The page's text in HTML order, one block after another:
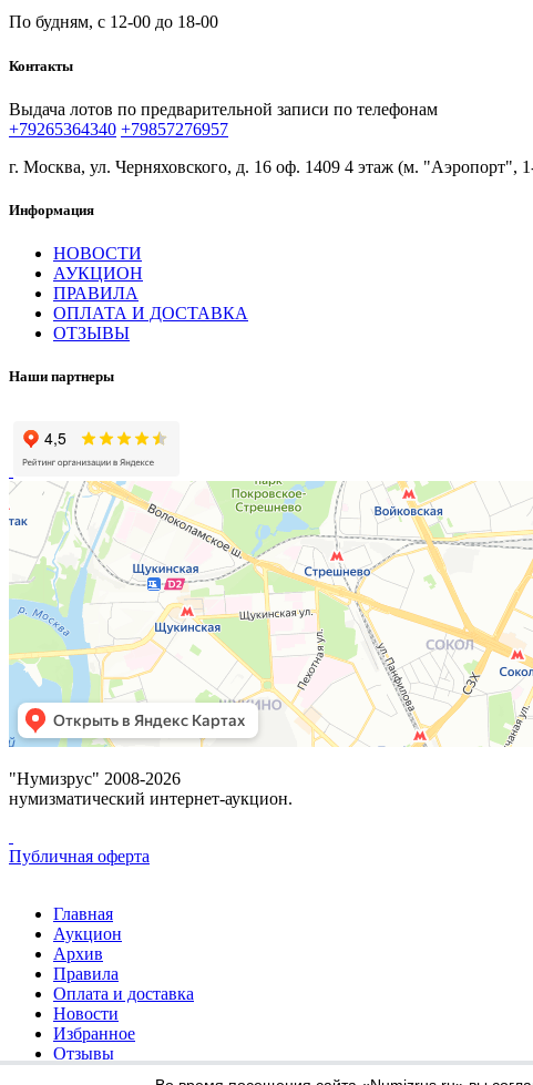
По будням, с 12-00 до 18-00
Контакты
Выдача лотов по предварительной записи по телефонам
+79265364340 +79857276957
г. Москва, ул. Черняховского, д. 16 оф. 1409 4 этаж (м. "Аэропорт",
Информация
НОВОСТИ
АУКЦИОН
ПРАВИЛА
ОПЛАТА И ДОСТАВКА
ОТЗЫВЫ
Наши партнеры
"Нумизрус" 2008-2026
нумизматический интернет-аукцион.
Публичная оферта
Главная
Аукцион
Архив
Правила
Оплата и доставка
Новости
Избранное
Отзывы